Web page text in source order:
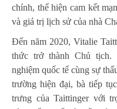
chính, thể hiện cam kết
và giá trị lịch sử của nhà
Đến năm 2020, Vitalie
thức trở thành Chủ tịch.
nghiệm quốc tế cùng sự
trường hiện đại, bà tiếp
trưng của Taittinger với